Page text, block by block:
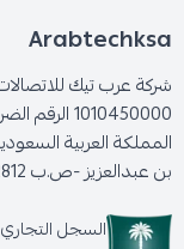
Arabtechksa
شركة عرب تيك
المملكة العربية
بن عبدالعزيز -ص.ب 12812
السجل التجاري